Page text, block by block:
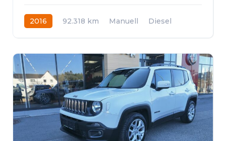
2016 92.318 km Manuell
Diesel